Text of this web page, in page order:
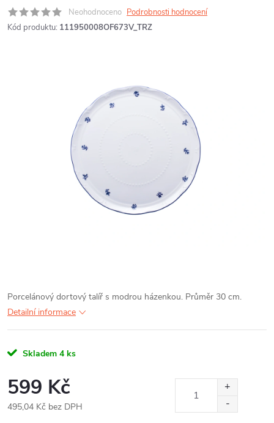
Neohodnoceno Podrobnosti hodnocení
Kód produktu: 111950008OF673V_TRZ
Porcelánový dortový talíř s modrou házenkou. Průměr 30 cm.
Detailní informace
Skladem 4 ks
599 Kč
495,04 Kč bez DPH